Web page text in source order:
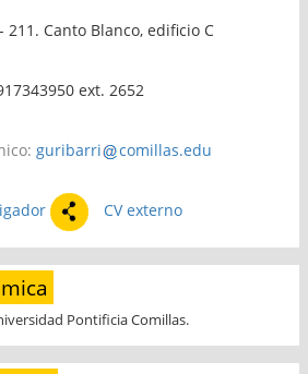
211. Canto Blanco, edificio C
ext. 2652
guribarri comillas.edu
CV externo
Pontificia Comillas.